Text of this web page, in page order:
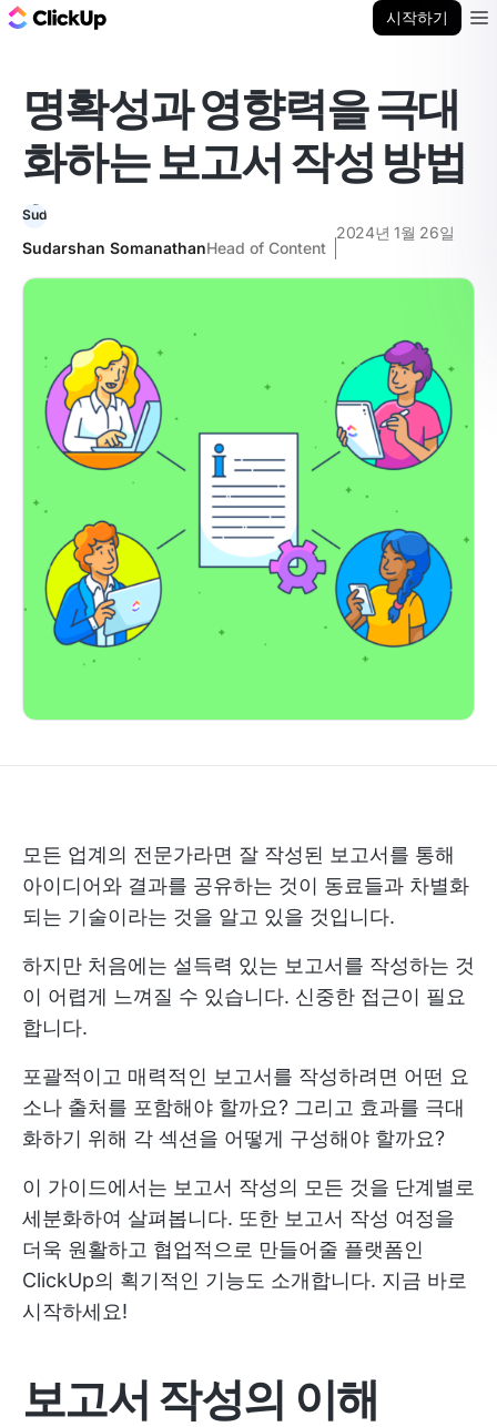
시작하기
명확성과 영향력을 극대
화하는 보고서 작성 방법
Sudarshan SomanathanHead of Content
2024년 1월 26일
모든 업계의 전문가라면 잘 작성된 보고서를 통해
아이디어와 결과를 공유하는 것이 동료들과 차별화
되는 기술이라는 것을 알고 있을 것입니다.
하지만 처음에는 설득력 있는 보고서를 작성하는 것
이 어렵게 느껴질 수 있습니다. 신중한 접근이 필요
합니다.
포괄적이고 매력적인 보고서를 작성하려면 어떤 요
소나 출처를 포함해야 할까요? 그리고 효과를 극대
화하기 위해 각 섹션을 어떻게 구성해야 할까요?
이 가이드에서는 보고서 작성의 모든 것을 단계별로
세분화하여 살펴봅니다. 또한 보고서 작성 여정을
더욱 원활하고 협업적으로 만들어줄 플랫폼인
ClickUp의 획기적인 기능도 소개합니다. 지금 바로
시작하세요!
보고서 작성의 이해